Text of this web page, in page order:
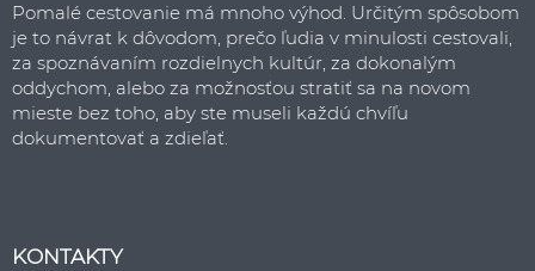
Pomalé cestovanie má mnoho výhod. Určitým spôsobom
je to návrat k dôvodom, prečo ľudia v minulosti cestovali,
za spoznávaním rozdielnych kultúr, za dokonalým
oddychom, alebo za možnosťou stratiť sa na novom
mieste bez toho, aby ste museli každú chvíľu
dokumentovať a zdieľať.
KONTAKTY